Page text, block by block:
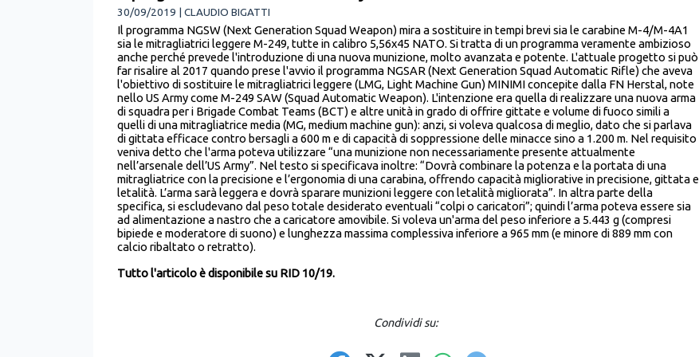
30/09/2019 | CLAUDIO BIGATTI
Il programma NGSW (Next Generation Squad Weapon) mira a sostituire in tempi brevi sia le carabine M-4/M-4A1
sia le mitragliatrici leggere M-249, tutte in calibro 5,56x45 NATO. Si tratta di un programma veramente ambizioso
anche perché prevede l'introduzione di una nuova munizione, molto avanzata e potente. L'attuale progetto si può
far risalire al 2017 quando prese l'avvio il programma NGSAR (Next Generation Squad Automatic Rifle) che aveva
l'obiettivo di sostituire le mitragliatrici leggere (LMG, Light Machine Gun) MINIMI concepite dalla FN Herstal, note
nello US Army come M-249 SAW (Squad Automatic Weapon). L'intenzione era quella di realizzare una nuova arma
di squadra per i Brigade Combat Teams (BCT) e altre unità in grado di offrire gittate e volume di fuoco simili a
quelli di una mitragliatrice media (MG, medium machine gun): anzi, si voleva qualcosa di meglio, dato che si parlava
di gittata efficace contro bersagli a 600 m e di capacità di soppressione delle minacce sino a 1.200 m. Nel requisito
veniva detto che l'arma poteva utilizzare “una munizione non necessariamente presente attualmente
nell’arsenale dell’US Army”. Nel testo si specificava inoltre: “Dovrà combinare la potenza e la portata di una
mitragliatrice con la precisione e l’ergonomia di una carabina, offrendo capacità migliorative in precisione, gittata e
letalità. L’arma sarà leggera e dovrà sparare munizioni leggere con letalità migliorata”. In altra parte della
specifica, si escludevano dal peso totale desiderato eventuali “colpi o caricatori”; quindi l’arma poteva essere sia
ad alimentazione a nastro che a caricatore amovibile. Si voleva un'arma del peso inferiore a 5.443 g (compresi
bipiede e moderatore di suono) e lunghezza massima complessiva inferiore a 965 mm (e minore di 889 mm con
calcio ribaltato o retratto).
Tutto l'articolo è disponibile su RID 10/19.
Condividi su: